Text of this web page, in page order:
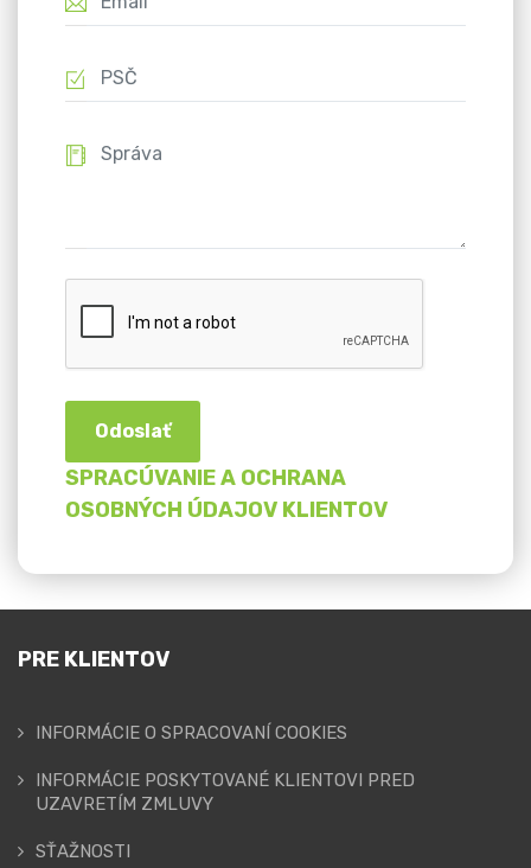
Odoslať
SPRACÚVANIE A OCHRANA
OSOBNÝCH ÚDAJOV KLIENTOV
PRE KLIENTOV
INFORMÁCIE O SPRACOVANÍ COOKIES
INFORMÁCIE POSKYTOVANÉ KLIENTOVI PRED
UZAVRETÍM ZMLUVY
SŤAŽNOSTI